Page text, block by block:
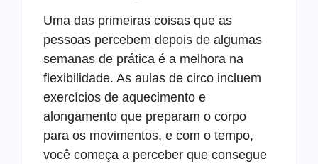
Uma das primeiras coisas que as
pessoas percebem depois de algumas
semanas de prática é a melhora na
flexibilidade. As aulas de circo incluem
exercícios de aquecimento e
alongamento que preparam o corpo
para os movimentos, e com o tempo,
você começa a perceber que consegue